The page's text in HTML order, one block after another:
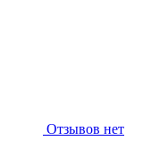
Отзывов нет